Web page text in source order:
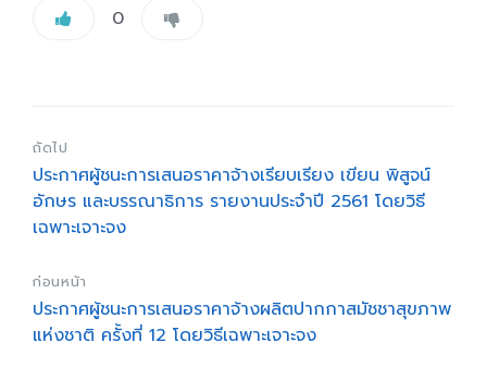
0
ถัดไป
ประกาศผู้ชนะการเสนอราคาจ้างเรียบเรียง เขียน พิสูจน์
อักษร และบรรณาธิการ รายงานประจำปี 2561 โดยวิธี
เฉพาะเจาะจง
ก่อนหน้า
ประกาศผู้ชนะการเสนอราคาจ้างผลิตปากกาสมัชชาสุขภาพ
แห่งชาติ ครั้งที่ 12 โดยวิธีเฉพาะเจาะจง